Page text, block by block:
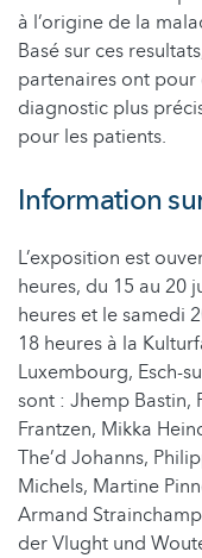
à l’origine de la
Basé sur ces
partenaires ont
diagnostic plus
pour les patients.
Information
L’exposition est
heures, du 15 au 20
heures et le samedi
18 heures à la
Luxembourg, Esch-
sont : Jhemp Bastin,
Frantzen, Mikka
The’d Johanns,
Michels, Martine
Armand
der Vlught und